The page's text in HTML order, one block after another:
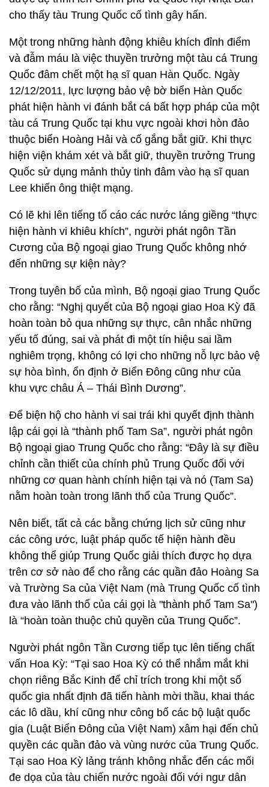
cho thấy tàu Trung Quốc cố tình gây hấn.
Một trong những hành động khiêu khích đỉnh điểm
và đẫm máu là việc thuyền trưởng một tàu cá Trung
Quốc đâm chết một hạ sĩ quan Hàn Quốc. Ngày
12/12/2011, lực lượng bảo vệ bờ biển Hàn Quốc
phát hiện hành vi đánh bắt cá bất hợp pháp của một
tàu cá Trung Quốc tại khu vực ngoài khơi hòn đảo
thuộc biển Hoàng Hải và cố gắng bắt giữ. Khi thực
hiện viện khám xét và bắt giữ, thuyền trưởng Trung
Quốc sử dụng mảnh thủy tinh đâm vào hạ sĩ quan
Lee khiến ông thiệt mạng.
Có lẽ khi lên tiếng tố cáo các nước láng giềng “thực
hiện hành vi khiêu khích”, người phát ngôn Tần
Cương của Bộ ngoại giao Trung Quốc không nhớ
đến những sự kiện này?
Trong tuyên bố của mình, Bộ ngoại giao Trung Quốc
cho rằng: “Nghị quyết của Bộ ngoại giao Hoa Kỳ đã
hoàn toàn bỏ qua những sự thực, cân nhắc những
yếu tố đúng, sai và phát đi một tín hiệu sai lầm
nghiêm trọng, không có lợi cho những nỗ lực bảo vệ
sự hòa bình, ổn định ở Biển Đông cũng như của
khu vực châu Á – Thái Bình Dương”.
Để biện hộ cho hành vi sai trái khi quyết định thành
lập cái gọi là “thành phố Tam Sa”, người phát ngôn
Bộ ngoại giao Trung Quốc cho rằng: “Đây là sự điều
chỉnh cần thiết của chính phủ Trung Quốc đối với
những cơ quan hành chính hiện tại và nó (Tam Sa)
nằm hoàn toàn trong lãnh thổ của Trung Quốc”.
Nên biết, tất cả các bằng chứng lịch sử cũng như
các công ước, luật pháp quốc tế hiện hành đều
không thể giúp Trung Quốc giải thích được họ dựa
trên cơ sở nào để cho rằng các quần đảo Hoàng Sa
và Trường Sa của Việt Nam (mà Trung Quốc cố tình
đưa vào lãnh thổ của cái gọi là "thành phố Tam Sa")
là “hoàn toàn thuộc chủ quyền của Trung Quốc”.
Người phát ngôn Tần Cương tiếp tục lên tiếng chất
vấn Hoa Kỳ: “Tại sao Hoa Kỳ có thể nhắm mắt khi
chọn riêng Bắc Kinh để chỉ trích trong khi một số
quốc gia nhất định đã tiến hành mời thầu, khai thác
các lô dầu, khí cũng như công bố các bộ luật quốc
gia (Luật Biển Đông của Việt Nam) xâm hại đến chủ
quyền các quần đảo và vùng nước của Trung Quốc.
Tại sao Hoa Kỳ lảng tránh không nhắc đến các mối
đe dọa của tàu chiến nước ngoài đối với ngư dân